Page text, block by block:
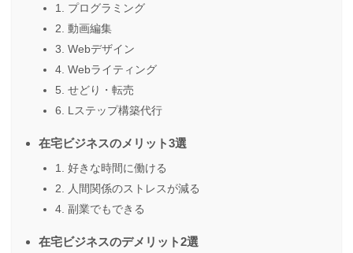
1. プログラミング
2. 動画編集
3. Webデザイン
4. Webライティング
5. せどり・転売
6. Lステップ構築代行
在宅ビジネスのメリット3選
1. 好きな時間に働ける
2. 人間関係のストレスが減る
4. 副業でもできる
在宅ビジネスのデメリット2選